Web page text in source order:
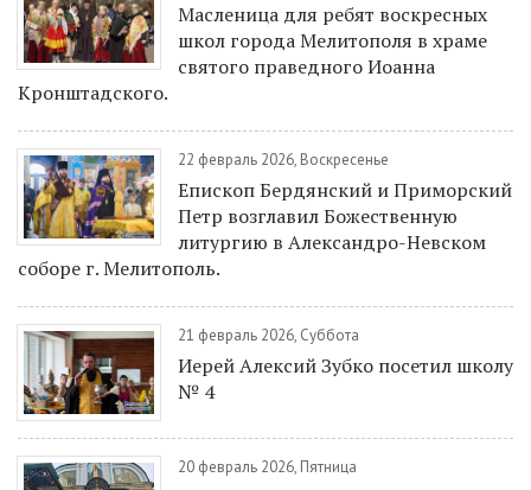
Масленица для ребят воскресных
школ города Мелитополя в храме
святого праведного Иоанна
Кронштадского.
22 февраль 2026, Воскресенье
Епископ Бердянский и Приморский
Петр возглавил Божественную
литургию в Александро-Невском
соборе г. Мелитополь.
21 февраль 2026, Суббота
Иерей Алексий Зубко посетил школу
№ 4
20 февраль 2026, Пятница